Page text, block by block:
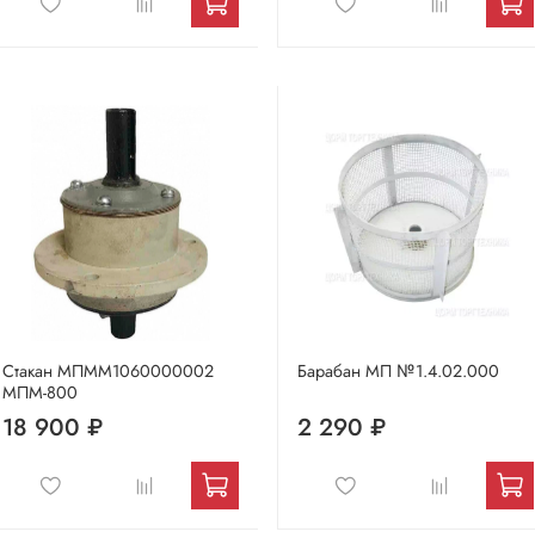
Стакан МПММ1060000002
МПМ-800
18 900 ₽
Барабан МП №1.4.02.000
2 290 ₽